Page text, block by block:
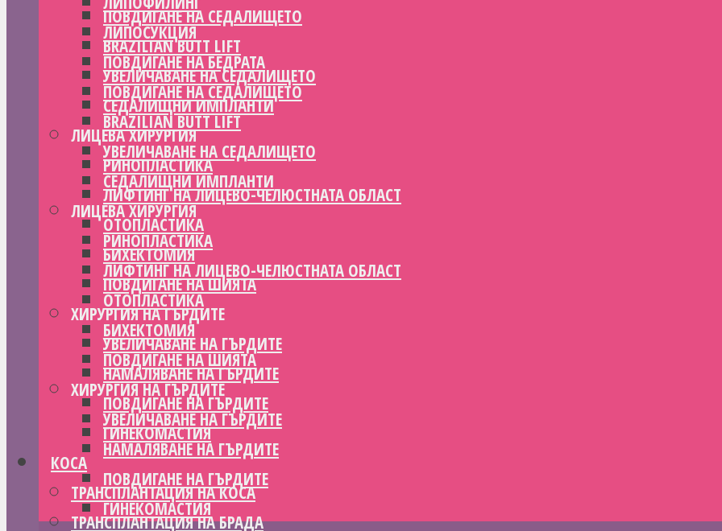
ПОВДИГАНЕ НА СЕДАЛИЩЕТО
BRAZILIAN BUTT LIFT
УВЕЛИЧАВАНЕ НА СЕДАЛИЩЕТО
СЕДАЛИЩНИ ИМПЛАНТИ
ЛИЦЕВА ХИРУРГИЯ
РИНОПЛАСТИКА
ЛИФТИНГ НА ЛИЦЕВО-ЧЕЛЮСТНАТА ОБЛАСТ
ОТОПЛАСТИКА
БИХЕКТОМИЯ
ПОВДИГАНЕ НА ШИЯТА
ХИРУРГИЯ НА ГЪРДИТЕ
УВЕЛИЧАВАНЕ НА ГЪРДИТЕ
НАМАЛЯВАНЕ НА ГЪРДИТЕ
ПОВДИГАНЕ НА ГЪРДИТЕ
ГИНЕКОМАСТИЯ
КОСА
ТРАНСПЛАНТАЦИЯ НА КОСА
ТРАНСПЛАНТАЦИЯ НА БРАДА
ЛИПОСУКЦИЯ
ПОВДИГАНЕ НА БЕДРАТА
ПОВДИГАНЕ НА СЕДАЛИЩЕТО
BRAZILIAN BUTT LIFT
УВЕЛИЧАВАНЕ НА СЕДАЛИЩЕТО
СЕДАЛИЩНИ ИМПЛАНТИ
ЛИЦЕВА ХИРУРГИЯ
РИНОПЛАСТИКА
ЛИФТИНГ НА ЛИЦЕВО-ЧЕЛЮСТНАТА ОБЛАСТ
ОТОПЛАСТИКА
БИХЕКТОМИЯ
ПОВДИГАНЕ НА ШИЯТА
ХИРУРГИЯ НА ГЪРДИТЕ
УВЕЛИЧАВАНЕ НА ГЪРДИТЕ
НАМАЛЯВАНЕ НА ГЪРДИТЕ
ПОВДИГАНЕ НА ГЪРДИТЕ
ГИНЕКОМАСТИЯ